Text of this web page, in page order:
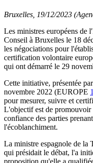
Bruxelles, 19/12/2023
Les ministres européens de
Conseil à Bruxelles le 18
les négociations pour
certification volontaire
qui ont démarré le 29
Cette initiative, présentée
novembre 2022 (EUROPE
pour mesurer, suivre et
L'objectif est de
confiance des parties
l'écoblanchiment.
La ministre espagnole de la
qui présidait le débat, l'a
proposition qu'elle a